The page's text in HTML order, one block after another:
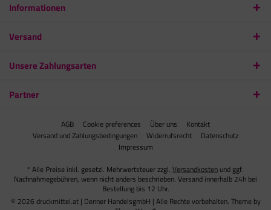
Informationen
Versand
Unsere Zahlungsarten
Partner
AGB Cookie preferences Über uns
Kontakt
Versand und Zahlungsbedingungen
Widerrufsrecht
Datenschutz
Impressum
* Alle Preise inkl. gesetzl. Mehrwertsteuer zzgl. Versandkosten und ggf.
Nachnahmegebühren, wenn nicht anders beschrieben. Versand innerhalb 24h bei
Bestellung bis 12 Uhr.
© 2026 druckmittel.at | Denner HandelsgmbH | Alle Rechte vorbehalten. Theme by